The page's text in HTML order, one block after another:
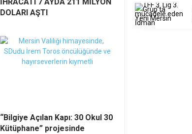
İHRACATI 7 AYDA 211 MİLYON
DOLARI AŞTI
“Bilgiye Açılan Kapı: 30 Okul 30
Kütüphane” projesinde